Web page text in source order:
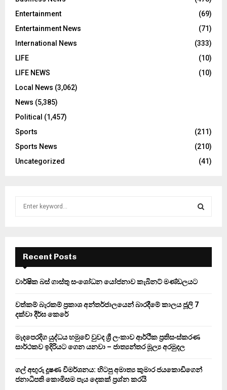
Entertainment
(69)
Entertainment News
(71)
International News
(333)
LIFE
(10)
LIFE NEWS
(10)
Local News (3,062)
News (5,385)
Political (1,457)
Sports
(211)
Sports News
(210)
Uncategorized
(41)
f
r
E
A
Recent Posts
වාර්ෂික බස් ගාස්තු සංශෝධන යෝජනාව කැබිනට් මණ්ඩලයට
වත්කම් බැරකම් ප්‍රකාශ අන්තර්ජාලයෙන් බාරදීමේ කාලය ජූලි 7
දක්වා දීර්ඝ කෙරේ
මැදපෙරදිග යුද්ධය හමුවේ වුවද ශ්‍රී ලංකාව ආර්ථික ප්‍රතිසංස්කරණ
සාර්ථකව ඉදිරියට ගෙන යනවා – ජාත්‍යන්තර මූල්‍ය අරමුදල
ගල් අඟුරු දූෂණ විමර්ශනය: හිටපු අමාත්‍ය කුමාර ජයකොඩිගෙන්
ජනාධිපති කොමිසම පැය දෙකක් ප්‍රශ්න කරයි